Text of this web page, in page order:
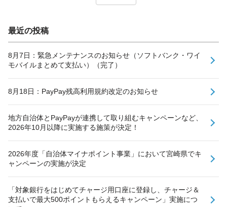
最近の投稿
8月7日：緊急メンテナンスのお知らせ（ソフトバンク・ワイ
モバイルまとめて支払い）（完了）
8月18日：PayPay残高利用規約改定のお知らせ
地方自治体とPayPayが連携して取り組むキャンペーンなど、
2026年10月以降に実施する施策が決定！
2026年度「自治体マイナポイント事業」において宮崎県でキ
ャンペーンの実施が決定
「対象銀行をはじめてチャージ用口座に登録し、チャージ＆
支払いで最大500ポイントもらえるキャンペーン」実施につ